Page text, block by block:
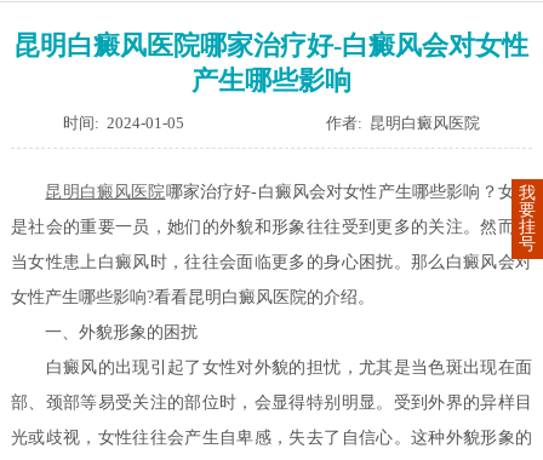
昆明白癜风医院哪家治疗好-白癜风会对女性
产生哪些影响
时间: 2024-01-05 作者: 昆明白癜风医院
昆明白癜风医院哪家治疗好-白癜风会对女性产生哪些影响？女性
是社会的重要一员，她们的外貌和形象往往受到更多的关注。然而，
当女性患上白癜风时，往往会面临更多的身心困扰。那么白癜风会对
女性产生哪些影响?看看昆明白癜风医院的介绍。
一、外貌形象的困扰
白癜风的出现引起了女性对外貌的担忧，尤其是当色斑出现在面
部、颈部等易受关注的部位时，会显得特别明显。受到外界的异样目
光或歧视，女性往往会产生自卑感，失去了自信心。这种外貌形象的
我
要
挂
号